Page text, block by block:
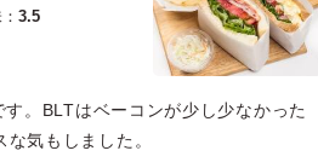
：3.5
。BLTはベーコンが少し少なかった
気もしました。